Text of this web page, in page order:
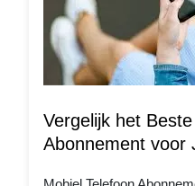
Vergelijk het
Abonnement voor